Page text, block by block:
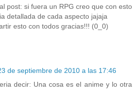
post: si fuera un RPG creo que con esto
detallada de cada aspecto jajaja
esto con todos gracias!!! (0_0)
de septiembre de 2010 a las 17:46
decir: Una cosa es el anime y lo otra